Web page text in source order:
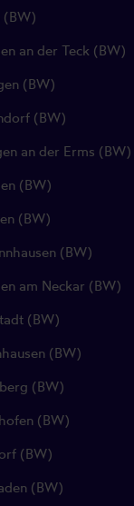
(BW)
an der Teck (BW)
(BW)
(BW)
an der Erms (BW)
(BW)
(BW)
(BW)
am Neckar (BW)
(BW)
(BW)
(BW)
(BW)
(BW)
(BW)